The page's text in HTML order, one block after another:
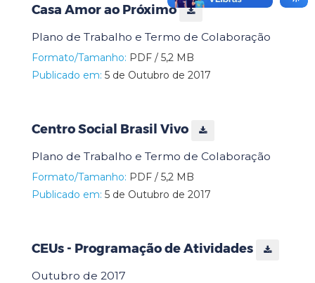
Casa Amor ao Próximo
Plano de Trabalho e Termo de Colaboração
Formato/Tamanho: PDF / 5,2 MB
Publicado em: 5 de Outubro de 2017
Centro Social Brasil Vivo
Plano de Trabalho e Termo de Colaboração
Formato/Tamanho: PDF / 5,2 MB
Publicado em: 5 de Outubro de 2017
CEUs - Programação de Atividades
Outubro de 2017